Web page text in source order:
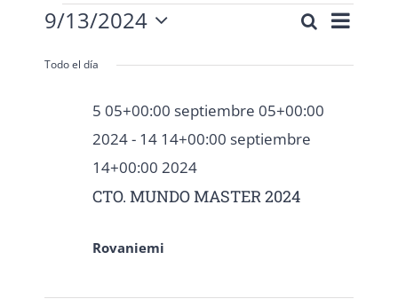
Eventos
13
septiembre
13+00:00
de
y
vistas
de
Buscar
vistas
Día
9/13/2024
la
Todo el día
CTO. MUNDO MASTER 2024
5 05+00:00 septiembre 05+00:00
2024- 14 14+00:00 septiembre
14+00:00 2024
Rovaniemi